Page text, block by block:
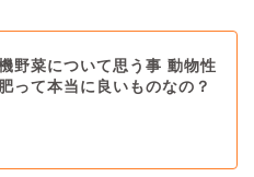
野菜について思う事 動物性
って本当に良いものなの？